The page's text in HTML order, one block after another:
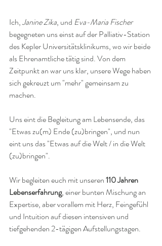
Ich, Janine Zika, und Eva-Maria Fischer
begegneten uns einst auf der Palliativ-Station
des Kepler Universitätsklinikums, wo wir beide
als Ehrenamtliche tätig sind. Von dem
Zeitpunkt an war uns klar, unsere Wege haben
sich gekreuzt um "mehr" gemeinsam zu
machen.
Uns eint die Begleitung am Lebensende, das
"Etwas zu(m) Ende (zu)bringen", und nun
eint uns das "Etwas auf die Welt / in die Welt
(zu)bringen".
Wir begleiten euch mit unseren 110 Jahren
Lebenserfahrung, einer bunten Mischung an
Expertise, aber vorallem mit Herz, Feingefühl
und Intuition auf diesen intensiven und
tiefgehenden 2-tägigen Aufstellungstagen.